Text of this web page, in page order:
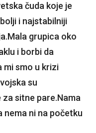
čuda koje je
i najstabilniji
grupica oko
i borbi da
mi smo u krizi
su
sitne pare.Nama
nema ni na početku